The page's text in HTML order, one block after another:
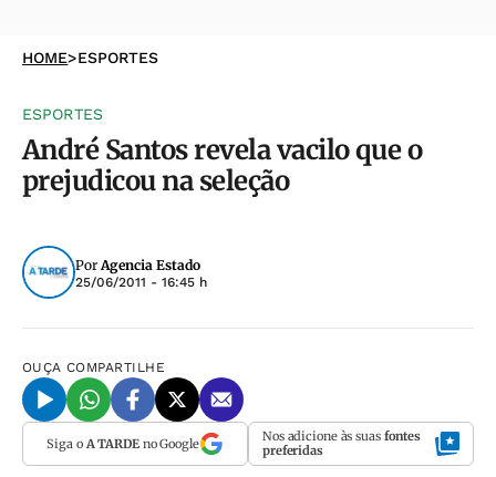
HOME>ESPORTES
ESPORTES
André Santos revela vacilo que o
prejudicou na seleção
PorAgencia Estado
25/06/2011 - 16:45 h
OUÇA COMPARTILHE
Siga o A TARDEno Google Nos adicione às suas fontes
preferidas